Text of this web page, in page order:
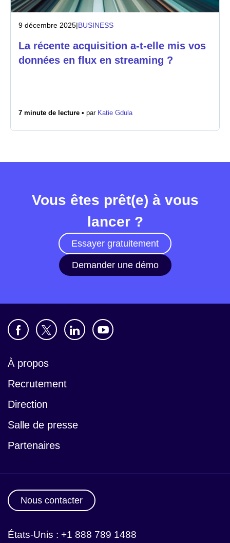
9 décembre 2025|BUSINESS
La récente acquisition a-t-elle mis vos
données en flux en streaming ?
7 minute de lecture • par Katie Gdula
Vous êtes prêt(e) à vous
lancer ?
Essayer gratuitement
Demander une démo
À propos
Recrutement
Direction
Salle de presse
Partenaires
Nous contacter
États-Unis : +1 888 789 1488